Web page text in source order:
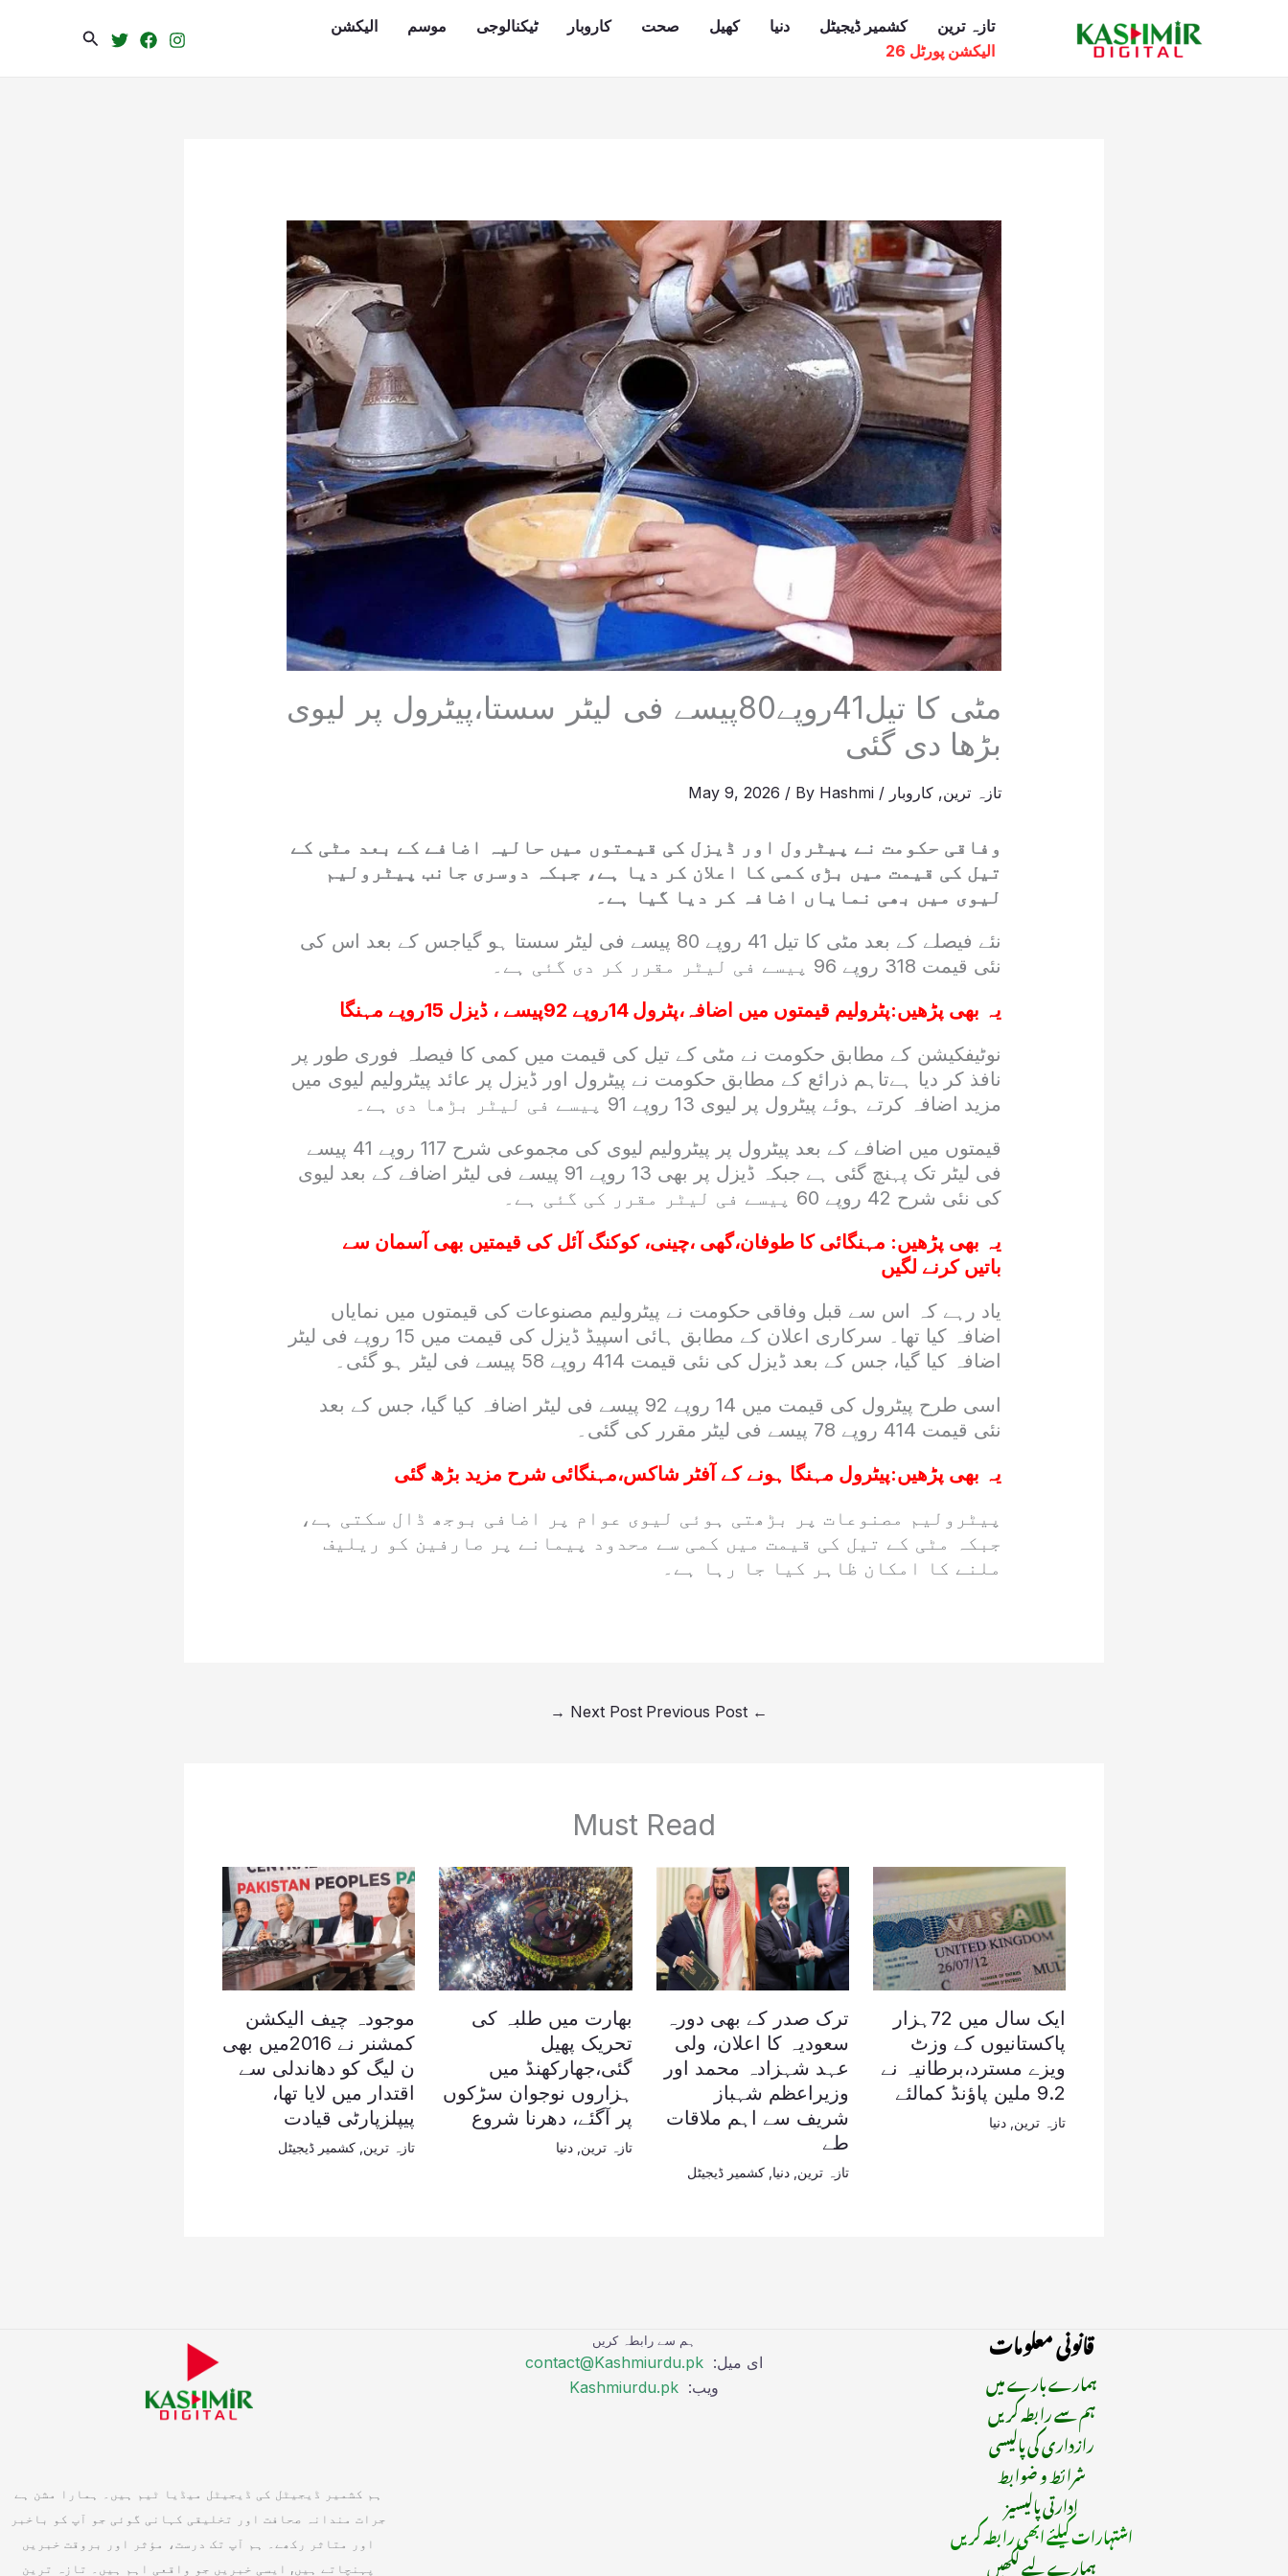
تازہ ترین کشمیر ڈیجیٹل دنیا کھیل صحت کاروبار ٹیکنالوجی موسم
الیکشن
الیکشن پورٹل 26
Search
مٹی کا تیل41روپے80پیسے فی لیٹر سستا،پیٹرول پر لیوی
بڑھا دی گئی
تازہ ترین, کاروبار /
May 9, 2026 / By Hashmi
وفاقی حکومت نے پیٹرول اور ڈیزل کی قیمتوں میں حالیہ اضافے کے بعد مٹی کے
تیل کی قیمت میں بڑی کمی کا اعلان کر دیا ہے، جبکہ دوسری جانب پیٹرولیم
لیوی میں بھی نمایاں اضافہ کر دیا گیا ہے۔
نئے فیصلے کے بعد مٹی کا تیل 41 روپے 80 پیسے فی لیٹر سستا ہو گیاجس کے بعد اس کی
نئی قیمت 318 روپے 96 پیسے فی لیٹر مقرر کر دی گئی ہے۔
یہ بھی پڑھیں:پٹرولیم قیمتوں میں اضافہ،پٹرول 14روپے 92پیسے ، ڈیزل 15روپے مہنگا
نوٹیفکیشن کے مطابق حکومت نے مٹی کے تیل کی قیمت میں کمی کا فیصلہ فوری طور پر
نافذ کر دیا ہےتاہم ذرائع کے مطابق حکومت نے پیٹرول اور ڈیزل پر عائد پیٹرولیم لیوی میں
مزید اضافہ کرتے ہوئے پیٹرول پر لیوی 13 روپے 91 پیسے فی لیٹر بڑھا دی ہے۔
قیمتوں میں اضافے کے بعد پیٹرول پر پیٹرولیم لیوی کی مجموعی شرح 117 روپے 41 پیسے
فی لیٹر تک پہنچ گئی ہے جبکہ ڈیزل پر بھی 13 روپے 91 پیسے فی لیٹر اضافے کے بعد لیوی
کی نئی شرح 42 روپے 60 پیسے فی لیٹر مقرر کی گئی ہے۔
یہ بھی پڑھیں: مہنگائی کا طوفان،گھی ،چینی، کوکنگ آئل کی قیمتیں بھی آسمان سے
باتیں کرنے لگیں
یاد رہے کہ اس سے قبل وفاقی حکومت نے پیٹرولیم مصنوعات کی قیمتوں میں نمایاں
اضافہ کیا تھا۔ سرکاری اعلان کے مطابق ہائی اسپیڈ ڈیزل کی قیمت میں 15 روپے فی لیٹر
اضافہ کیا گیا، جس کے بعد ڈیزل کی نئی قیمت 414 روپے 58 پیسے فی لیٹر ہو گئی۔
اسی طرح پیٹرول کی قیمت میں 14 روپے 92 پیسے فی لیٹر اضافہ کیا گیا، جس کے بعد
نئی قیمت 414 روپے 78 پیسے فی لیٹر مقرر کی گئی۔
یہ بھی پڑھیں:پیٹرول مہنگا ہونے کے آفٹر شاکس،مہنگائی شرح مزید بڑھ گئی
پیٹرولیم مصنوعات پر بڑھتی ہوئی لیوی عوام پر اضافی بوجھ ڈال سکتی ہے،
جبکہ مٹی کے تیل کی قیمت میں کمی سے محدود پیمانے پر صارفین کو ریلیف
ملنے کا امکان ظاہر کیا جا رہا ہے۔
←
Next Post
→
Must Read
ایک سال میں 72ہزار
پاکستانیوں کے وزٹ
ویزے مسترد،برطانیہ نے
9.2 ملین پاؤنڈ کمالئے
تازہ ترین دنیا
ترک صدر کے بھی دورہ
سعودیہ کا اعلان، ولی
عہد شہزادہ محمد اور
وزیراعظم شہباز
شریف سے اہم ملاقات
طے
تازہ ترین ,دنیا ,کشمیر ڈیجیٹل
بھارت میں طلبہ کی
تحریک پھیل
گئی،جھارکھنڈ میں
ہزاروں نوجوان سڑکوں
پر آگئے، دھرنا شروع
تازہ ترین ,دنیا
موجودہ چیف الیکشن
کمشنر نے 2016میں بھی
ن لیگ کو دھاندلی سے
اقتدار میں لایا تھا،
پیپلزپارٹی قیادت
تازہ ترین کشمیر ڈیجیٹل
قانونی معلومات
ہمارے بارے میں
ہم سے رابطہ کریں
رازداری کی پالیسی
شرائط و ضوابط
ادارتی پالیسیز
اشتہارات کیلئے ابھی رابطہ کریں
ہمارے لیے لکھیں
ہم سے رابطہ کریں
ای میل: contact@Kashmiurdu.pk
ویب: Kashmiurdu.pk
ہم کشمیر ڈیجیٹل کی ڈیجیٹل میڈیا ٹیم ہیں۔ ہمارا مشن ہے
جرات مندانہ صحافت اور تخلیقی کہانی گوئی جو آپ کو باخبر
اور متاثر رکھے۔ ہم آپ تک درست، مؤثر اور بروقت خبریں
پہنچاتے ہیں, ایسی خبریں جو واقعی اہم ہیں۔ تازہ ترین